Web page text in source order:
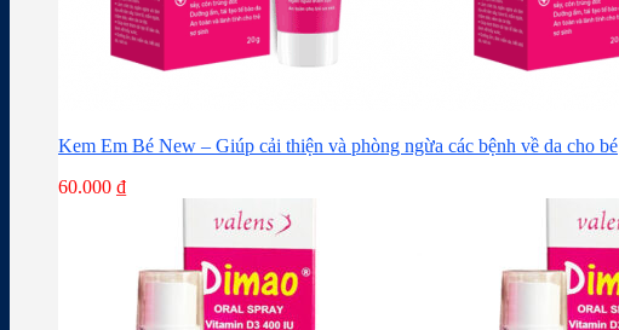
Kem Em Bé New – Giúp cải thiện và phòng ngừa các bệnh về da cho bé
60.000 ₫